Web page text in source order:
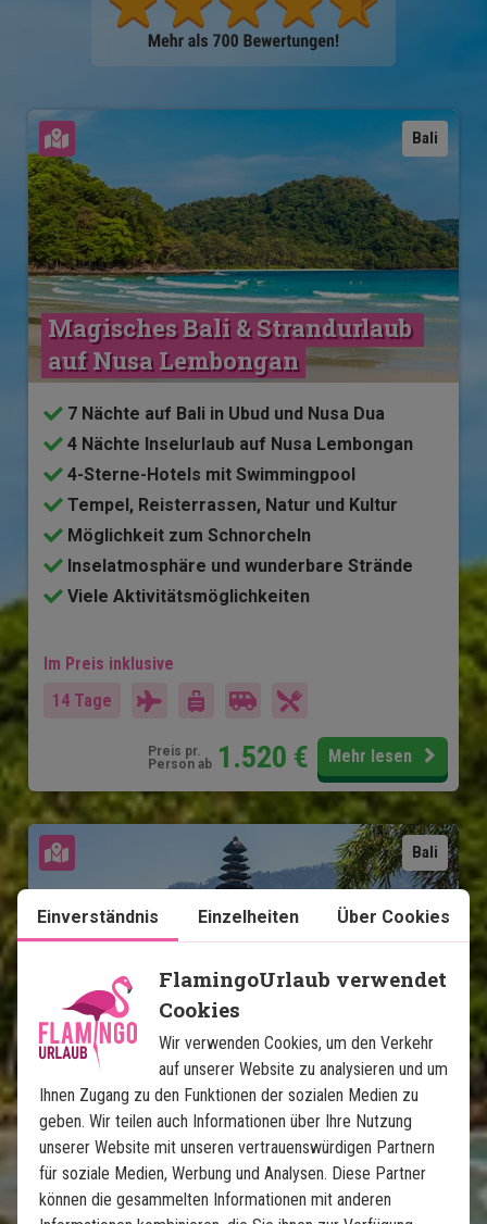
Bali
Magisches Bali & Strandurlaub
auf Nusa Lembongan
7 Nächte auf Bali in Ubud und Nusa Dua
4 Nächte Inselurlaub auf Nusa Lembongan
4-Sterne-Hotels mit Swimmingpool
Tempel, Reisterrassen, Natur und Kultur
Möglichkeit zum Schnorcheln
Inselatmosphäre und wunderbare Strände
Viele Aktivitätsmöglichkeiten
Im Preis inklusive
14 Tage
Preis pr.
Person ab 1.520 € Mehr lesen
Bali
Bali Highlights & Strandurlaub
auf Nusa Lembongan
8 Nächte Rundreise - Ubud, Lovina und Sanur
3-Nächte-Strandurlaub auf Nusa Lembongan
Privater deutscher Fahrer/Reiseleiter
4-Sterne Hotels mit Schwimmbad
Einverständnis Einzelheiten Über Cookies
FlamingoUrlaub verwendet
Cookies
Wir verwenden Cookies, um den Verkehr
auf unserer Website zu analysieren und um
Ihnen Zugang zu den Funktionen der sozialen Medien zu
geben. Wir teilen auch Informationen über Ihre Nutzung
unserer Website mit unseren vertrauenswürdigen Partnern
für soziale Medien, Werbung und Analysen. Diese Partner
können die gesammelten Informationen mit anderen